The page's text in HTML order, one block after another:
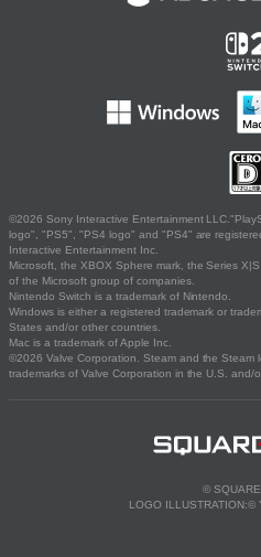
©2026 Sony Interactive Entertainment
logo", "PS5", "PS4 logo" and "PS4" are
Interactive Entertainment Inc.
Microsoft, the XBOX Sphere mark, the Series
of the Microsoft group of companies.
Nintendo Switch is a trademark of Nintendo.
Windows is either a registered trademark or
States and/or other countries.
Mac is a trademark of Apple Inc.
©2026 Valve Corporation. Steam and the Steam
trademarks of Valve Corporation in the U.S. and/
©
LOGO ILLUSTRATION:©